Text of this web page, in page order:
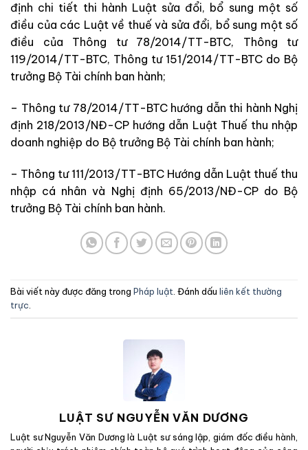
định chi tiết thi hành Luật sửa đổi, bổ sung một số
điều của các Luật về thuế và sửa đổi, bổ sung một số
điều của Thông tư 78/2014/TT-BTC, Thông tư
119/2014/TT-BTC, Thông tư 151/2014/TT-BTC do Bộ
trưởng Bộ Tài chính ban hành;
– Thông tư 78/2014/TT-BTC hướng dẫn thi hành Nghị
định 218/2013/NĐ-CP hướng dẫn Luật Thuế thu nhập
doanh nghiệp do Bộ trưởng Bộ Tài chính ban hành;
– Thông tư 111/2013/TT-BTC Hướng dẫn Luật thuế thu
nhập cá nhân và Nghị định 65/2013/NĐ-CP do Bộ
trưởng Bộ Tài chính ban hành.
Bài viết này được đăng trong Pháp luật . Đánh dấu liên kết thường
trực
LUẬT SƯ NGUYỄN VĂN DƯƠNG
Luật sư Nguyễn Văn Dương là Luật sư sáng lập, giám đốc điều hành,